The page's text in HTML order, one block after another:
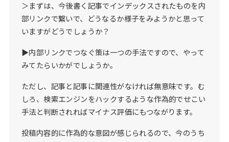
＞まずは、今後書く記事でインデックスされたものを内
部リンクで繋いで、どうなるか様子をみようかと思って
いますがどうでしょうか？
▶内部リンクでつなぐ策は一つの手法ですので、やって
みてたらいかがでしょうか。
ただし、記事と記事に関連性がなければ無意味です。む
しろ、検索エンジンをハックするような作為的でせこい
手法と判断されればマイナス評価にもつながります。
投稿内容的に作為的な意図が感じられるので、今のうち